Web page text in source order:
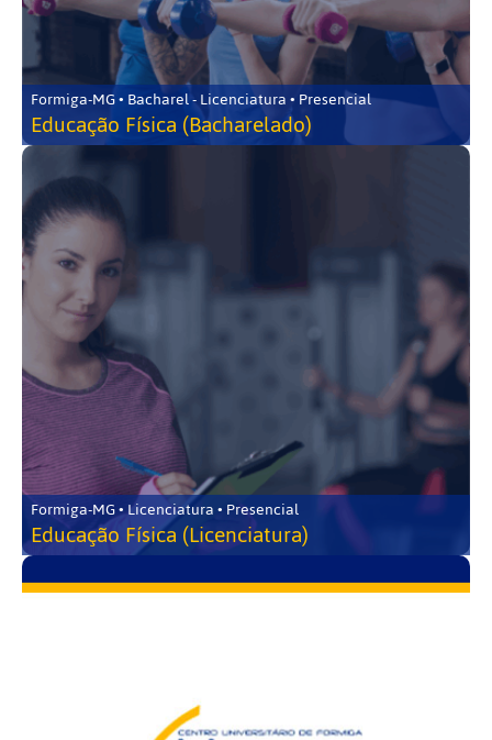
Formiga-MG • Bacharel - Licenciatura • Presencial
Educação Física (Bacharelado)
Formiga-MG • Licenciatura • Presencial
Educação Física (Licenciatura)